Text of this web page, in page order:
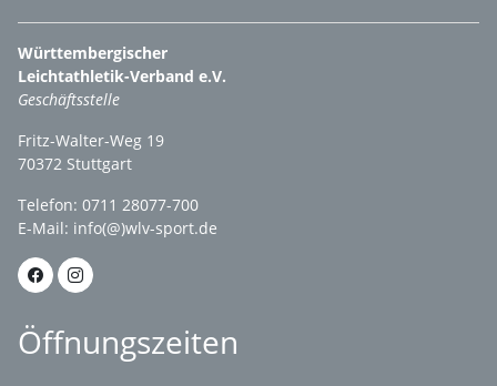
Württembergischer
Leichtathletik-Verband e.V.
Geschäftsstelle
Fritz-Walter-Weg 19
70372 Stuttgart
Telefon: 0711 28077-700
E-Mail: info(@)wlv-sport.de
Öffnungszeiten